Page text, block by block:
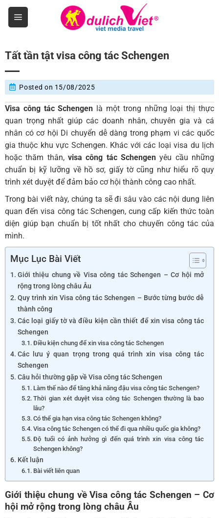
Skip
content
Tất tần tật visa công tác Schengen
Posted on 15/08/2025
Visa công tác Schengen là một trong những loại thị thực
quan trọng nhất giúp các doanh nhân, chuyên gia và cá
nhân có cơ hội Di chuyển dễ dàng trong phạm vi các quốc
gia thuộc khu vực Schengen. Khác với các loại visa du lịch
hoặc thăm thân,visa công tác Schengen yêu cầu những
chuẩn bị kỹ lưỡng về hồ sơ, giấy tờ cũng như hiểu rõ quy
trình xét duyệt để đảm bảo cơ hội thành công cao nhất.
Trong bài viết này, chúng ta sẽ đi sâu vào các nội dung liên
quan đến visa công tác Schengen, cung cấp kiến thức toàn
diện giúp bạn chuẩn bị tốt nhất cho chuyến công tác của
mình.
Mục Lục Bài Viết
Giới thiệu chung về Visa công tác Schengen – Cơ hội mở
rộng trong lòng châu Âu
Quy trình xin Visa công tác Schengen – Bước từng bước dễ
thành công
Các loại giấy tờ và điều kiện cần thiết để xin visa công tác
Schengen
Điều kiện chung để xin visa công tác Schengen
Các lưu ý quan trọng trong quá trình xin visa công tác
Schengen
Câu hỏi thường gặp về Visa công tác Schengen
Làm thế nào để tăng khả năng đậu visa công tác Schengen?
Thời gian xét duyệt visa công tác Schengen thường là bao
lâu?
Có thể gia hạn visa công tác Schengen không?
Visa công tác Schengen có thể đi qua nhiều quốc gia không?
Độ tuổi có ảnh hưởng gì đến quá trình xin visa công tác
Schengen không?
Kết luận
Bài viết liên quan
Giới thiệu chung vềVisa công tác Schengen – Cơ
hội mở rộng trong lòng châu Âu